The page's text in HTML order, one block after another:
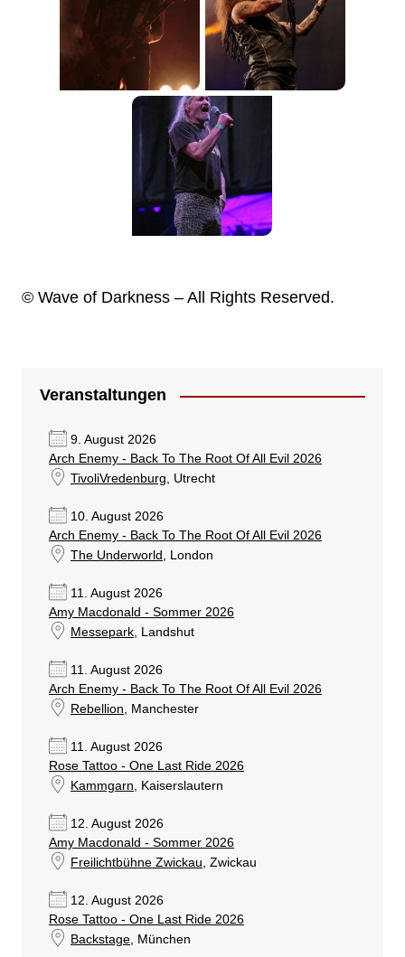
© Wave of Darkness – All Rights Reserved.
Veranstaltungen
9. August 2026
Arch Enemy - Back To The Root Of All Evil 2026
TivoliVredenburg, Utrecht
10. August 2026
Arch Enemy - Back To The Root Of All Evil 2026
The Underworld , London
11. August 2026
Amy Macdonald - Sommer 2026
Messepark, Landshut
11. August 2026
Arch Enemy - Back To The Root Of All Evil 2026
Rebellion, Manchester
11. August 2026
Rose Tattoo - One Last Ride 2026
Kammgarn, Kaiserslautern
12. August 2026
Amy Macdonald - Sommer 2026
Freilichtbühne Zwickau, Zwickau
12. August 2026
Rose Tattoo - One Last Ride 2026
Backstage, München